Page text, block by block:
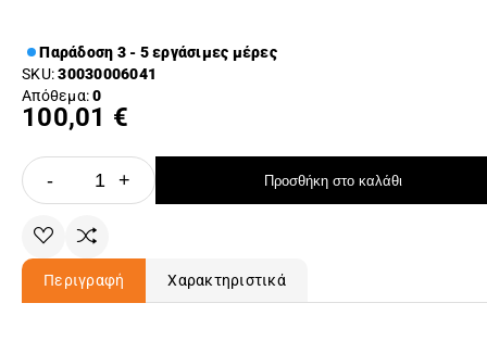
Παράδοση 3 - 5 εργάσιμες μέρες
SKU:30030006041
Απόθεμα:0
100,01 €
- + Προσθήκη στο καλάθι
Περιγραφή Χαρακτηριστικά